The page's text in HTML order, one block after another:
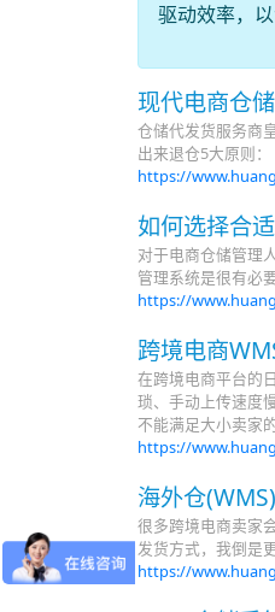
驱动效率，
现代电商仓
仓储代发货服务商
出来退仓5大原则
https://
如何选择合
对于电商仓储管理
管理系统是很有必
https://
跨境电商
在跨境电商平台的
琐、手动上传速度
不能满足大小卖家
https://
海外仓
很多跨境电商卖家
发货方式，我倒是
https://